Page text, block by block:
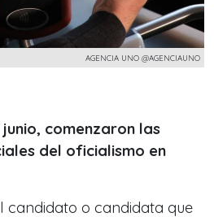
AGENCIA UNO @AGENCIAUNO
comenzaron las
del oficialismo en
candidato o candidata que